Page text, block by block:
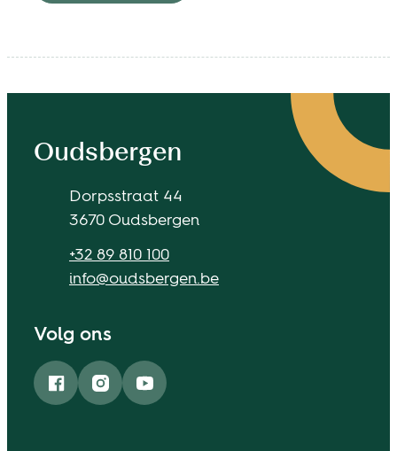
Contact & openingsuren
Oudsbergen
AdresDorpsstraat 44
,3670 Oudsbergen
+32 89 810 100
E-mailinfo@oudsbergen.be
Volg ons
FacebookInstagramYouTube